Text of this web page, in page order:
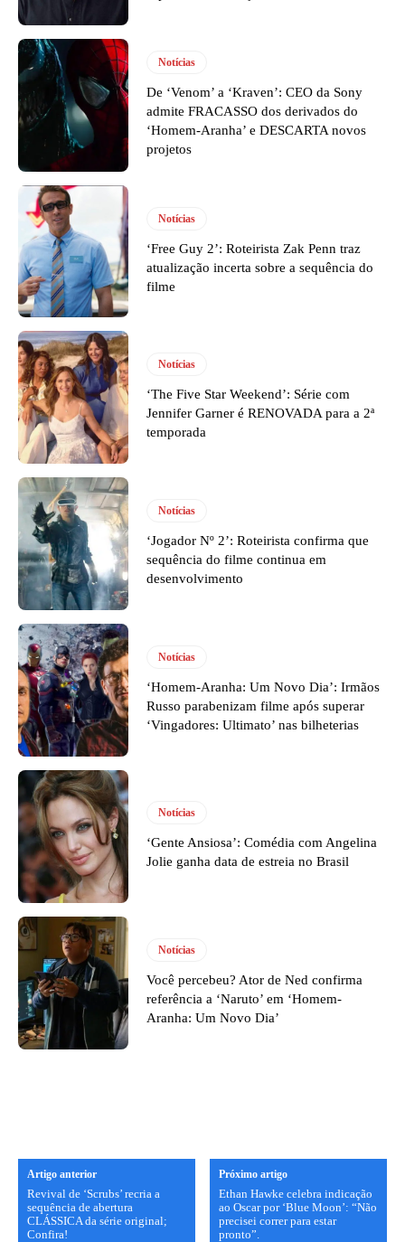
Notícias
De ‘Venom’ a ‘Kraven’: CEO da Sony
admite FRACASSO dos derivados do
‘Homem-Aranha’ e DESCARTA novos
projetos
Notícias
‘Free Guy 2’: Roteirista Zak Penn traz
atualização incerta sobre a sequência do
filme
Notícias
‘The Five Star Weekend’: Série com
Jennifer Garner é RENOVADA para a 2ª
temporada
Notícias
‘Jogador Nº 2’: Roteirista confirma que
sequência do filme continua em
desenvolvimento
Notícias
‘Homem-Aranha: Um Novo Dia’: Irmãos
Russo parabenizam filme após superar
‘Vingadores: Ultimato’ nas bilheterias
Notícias
‘Gente Ansiosa’: Comédia com Angelina
Jolie ganha data de estreia no Brasil
Notícias
Você percebeu? Ator de Ned confirma
referência a ‘Naruto’ em ‘Homem-
Aranha: Um Novo Dia’
Artigo anterior
Revival de ‘Scrubs’ recria a
sequência de abertura
CLÁSSICA da série original;
Confira!
Próximo artigo
Ethan Hawke celebra indicação
ao Oscar por ‘Blue Moon’: “Não
precisei correr para estar
pronto”.